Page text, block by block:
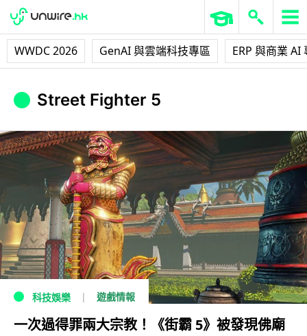
WWDC 2026 GenAI 與雲端科技專區 ERP 與商業 AI
Street Fighter 5
科技娛樂 遊戲情報
一次過得罪兩大宗教！《街霸 5》被發現佛廟